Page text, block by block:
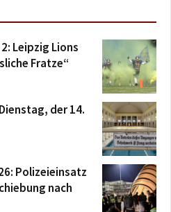
Leipzig Lions
Fratze“
der 14.
Polizeieinsatz
nach